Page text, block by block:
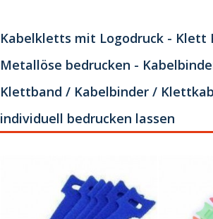
Kabelkletts mit Logodruck - Klett
Metallöse bedrucken -
Klettband / Kabelbinder /
individuell bedrucken lassen